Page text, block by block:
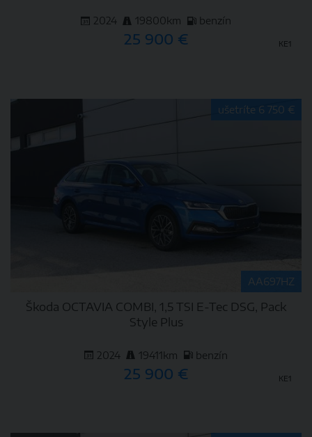
2024 19800km benzín
25 900 € KE1
AA697HZ
ušetríte 6 750 €
Škoda OCTAVIA COMBI, 1,5 TSI E-Tec DSG, Pack
Style Plus
2024 19411km benzín
25 900 € KE1